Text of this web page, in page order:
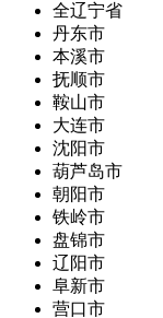
全辽宁省
丹东市
本溪市
抚顺市
鞍山市
大连市
沈阳市
葫芦岛市
朝阳市
铁岭市
盘锦市
辽阳市
阜新市
营口市